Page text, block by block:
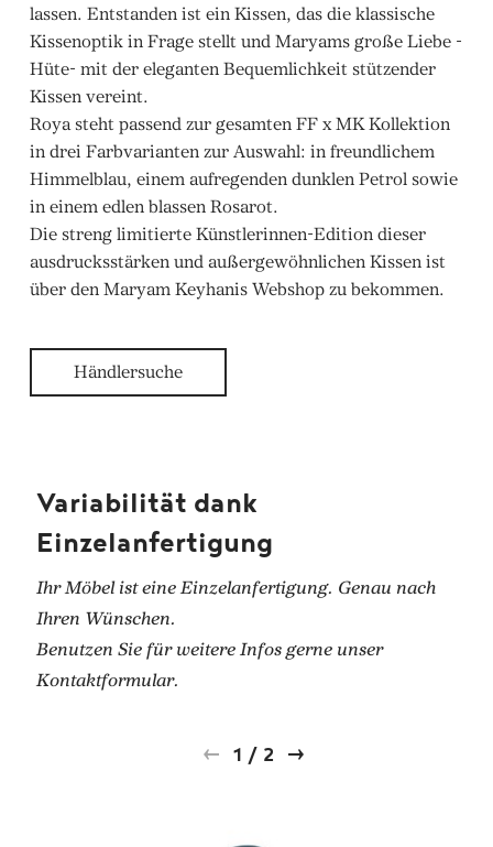
lassen. Entstanden ist ein Kissen, das die klassische
Kissenoptik in Frage stellt und Maryams große Liebe -
Hüte- mit der eleganten Bequemlichkeit stützender
Kissen vereint.
Roya steht passend zur gesamten FF x MK Kollektion
in drei Farbvarianten zur Auswahl: in freundlichem
Himmelblau, einem aufregenden dunklen Petrol sowie
in einem edlen blassen Rosarot.
Die streng limitierte Künstlerinnen-Edition dieser
ausdrucksstärken und außergewöhnlichen Kissen ist
über den Maryam Keyhanis Webshop zu bekommen.
Händlersuche
Variabilität dank
Einzelanfertigung
Ihr Möbel ist eine Einzelanfertigung. Genau nach
Ihren Wünschen.
Benutzen Sie für weitere Infos gerne unser
Kontaktformular.
1 / 2